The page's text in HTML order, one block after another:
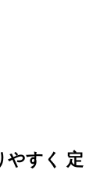
やすく 定